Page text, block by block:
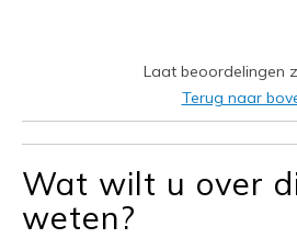
Laat beoordelingen
Terug naar
Wat wilt u over
weten?